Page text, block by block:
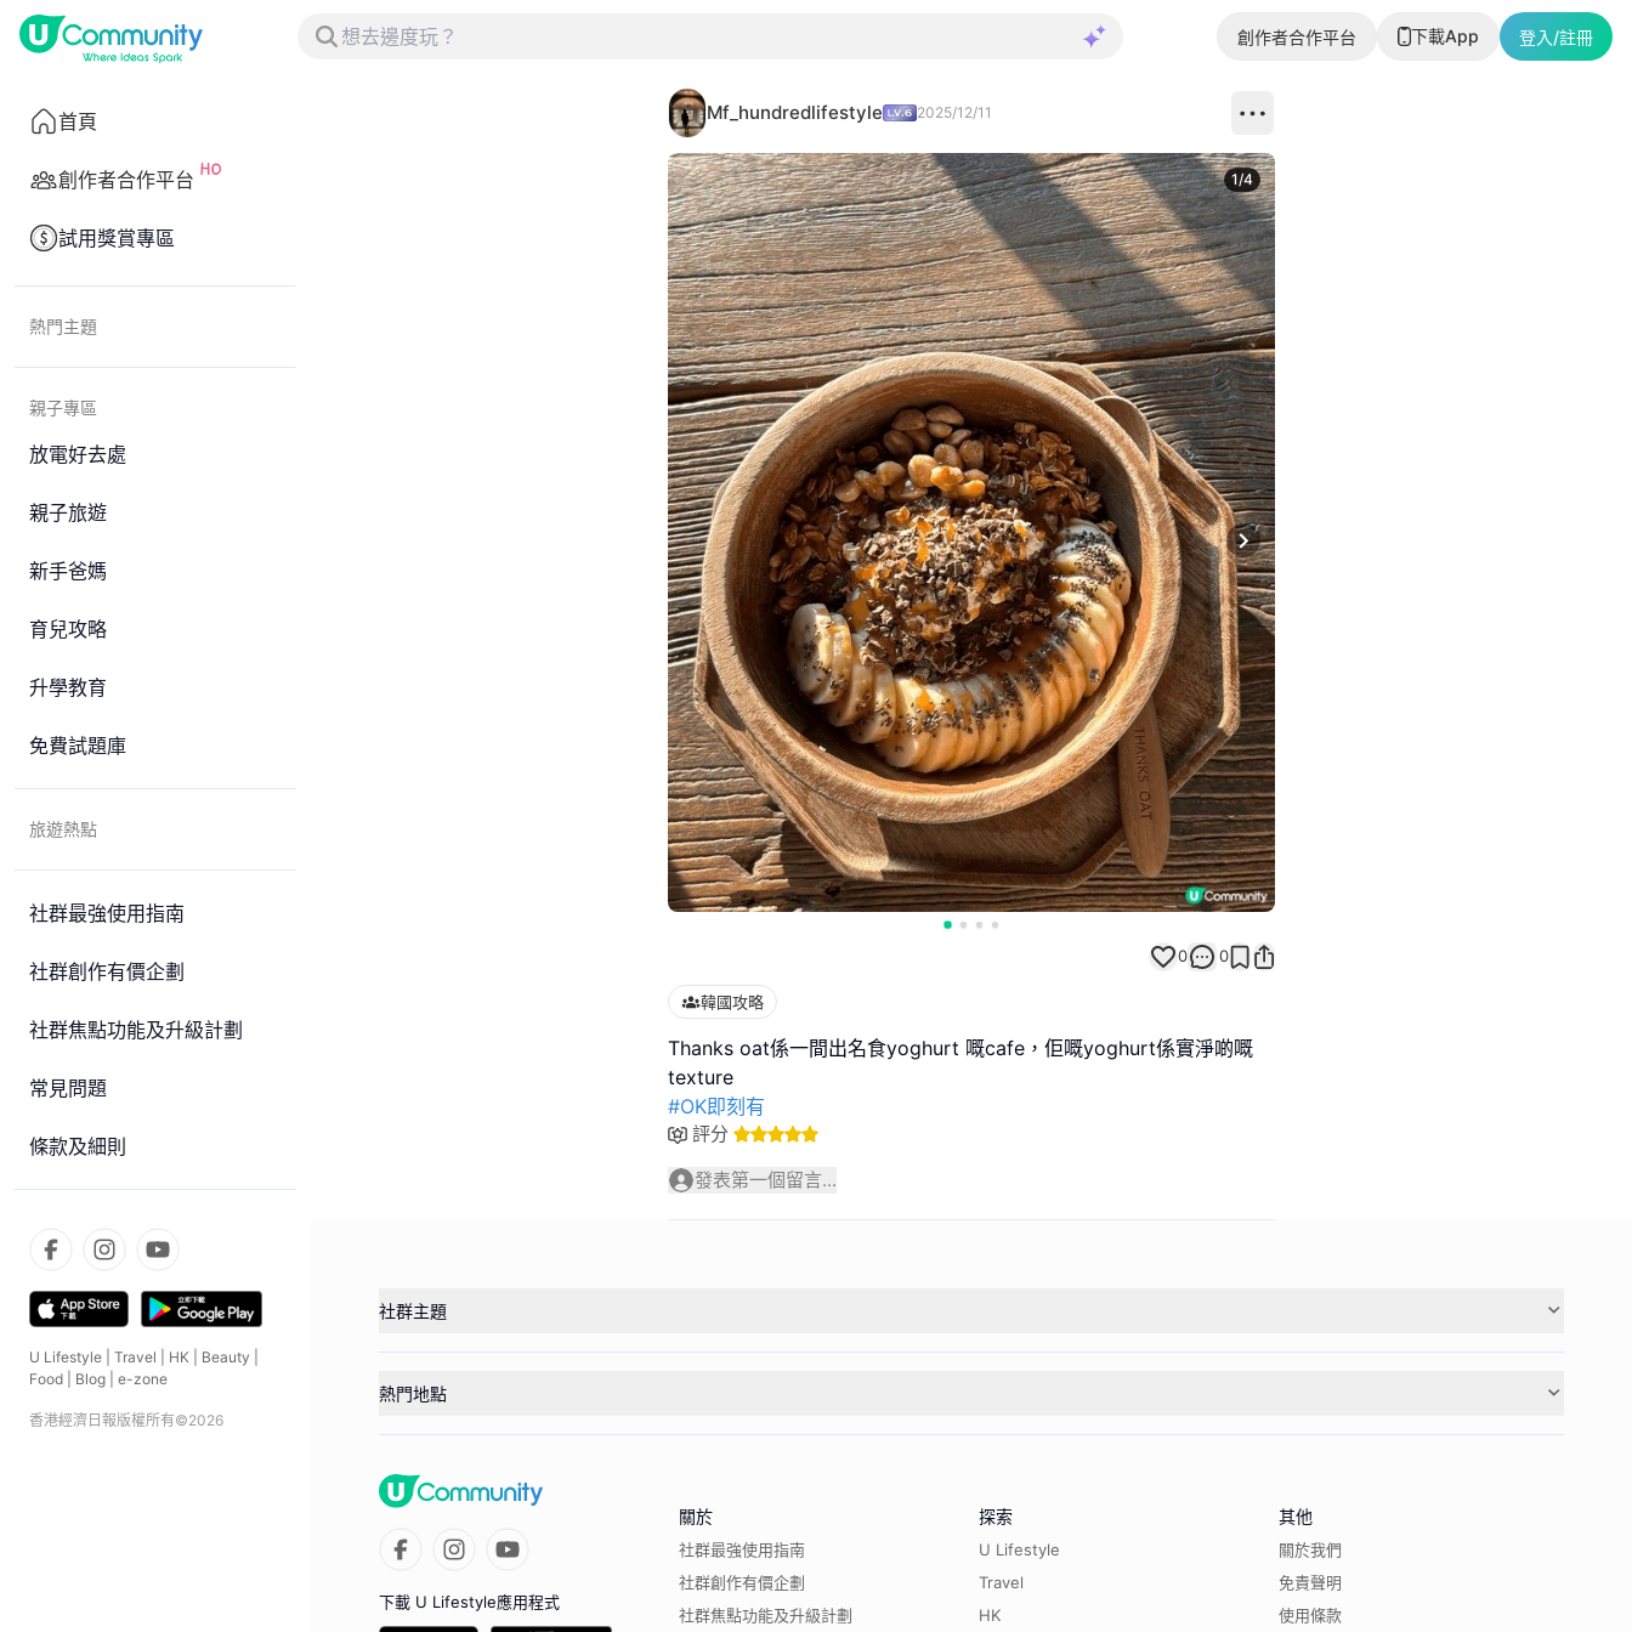
創作者合作平台 下載App 登入/註冊
首頁
創作者合作平台
試用獎賞專區
熱門主題
親子專區
放電好去處
親子旅遊
新手爸媽
育兒攻略
升學教育
免費試題庫
旅遊熱點
社群最強使用指南
社群創作有價企劃
社群焦點功能及升級計劃
常見問題
條款及細則
U Lifestyle Travel HK Beauty
Food
Blog e-zone
香港經濟日報版權所有©2026
Mf_hundredlifestyle 2025/12/11
Next slide
1/4
0 0
韓國攻略
Thanks oat係一間出名食yoghurt 嘅cafe，佢嘅yoghurt係實淨啲嘅
#OK即刻有
評分
發表第一個留言...
社群主題
熱門地點
下載 U Lifestyle應用程式
關於
社群最強使用指南
社群創作有價企劃
社群焦點功能及升級計劃
探索
U Lifestyle
Travel
HK
其他
關於我們
免責聲明
使用條款